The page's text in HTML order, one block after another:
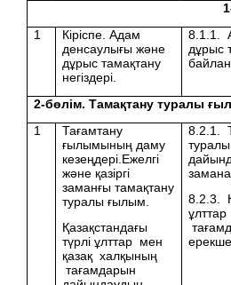
1
Кіріспе. Адам
денсаулығы және
дұрыс тамақтану
негіздері.
8.1.1.
дұрыс
2-бөлім. Тамақтану туралы
1
Тағамтану
ғылымының даму
кезеңдері.Ежелгі
және қазіргі
заманғы тамақтану
туралы ғылым.
Қазақстандағы
түрлі ұлттар мен
қазақ халқының
тағамдарын
8.2.1.
8.2.3.